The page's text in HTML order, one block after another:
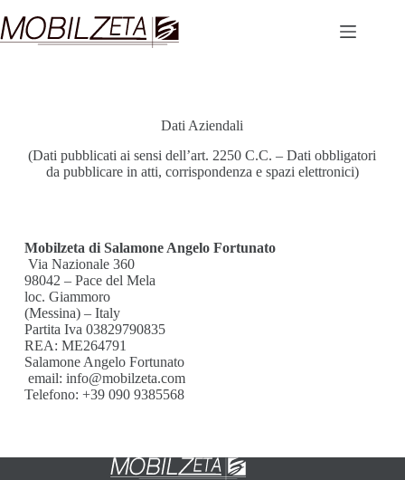
Dati Aziendali
(Dati pubblicati ai sensi dell’art. 2250 C.C. – Dati obbligatori
da pubblicare in atti, corrispondenza e spazi elettronici)
Mobilzeta di Salamone Angelo Fortunato
Via Nazionale 360
98042 – Pace del Mela
loc. Giammoro
(Messina) – Italy
Partita Iva 03829790835
REA: ME264791
Salamone Angelo Fortunato
email: info@mobilzeta.com
Telefono: +39 090 9385568